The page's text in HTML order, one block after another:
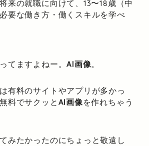
来の就職に向けて、13〜18歳（中
要な働き方・働くスキルを学べ
てますよねー。AI画像。
有料のサイトやアプリが多かっ
料でサクッと AI画像を作れちゃう
みたかったのにちょっと敬遠し